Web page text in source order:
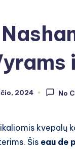
2024 No
kvepalų
Šis eau de